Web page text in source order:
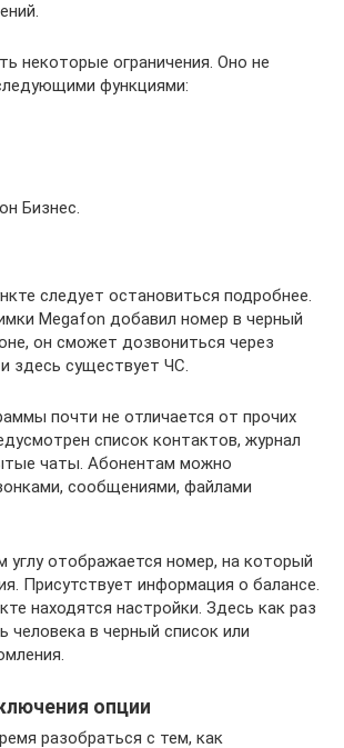
некоторые ограничения. Оно не
функциями:
Бизнес.
следует остановиться подробнее.
Megafon добавил номер в черный
он сможет дозвониться через
здесь существует ЧС.
почти не отличается от прочих
список контактов, журнал
чаты. Абонентам можно
сообщениями, файлами
углу отображается номер, на который
Присутствует информация о балансе.
находятся настройки. Здесь как раз
человека в черный список или
опции
разобраться с тем, как